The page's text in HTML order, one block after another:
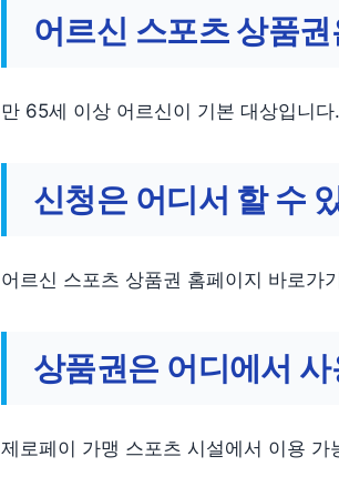
어르신 스포츠 상품
만 65세 이상 어르신이 기본 대상입니다.
신청은 어디서 할 수
어르신 스포츠 상품권 홈페이지 바로가
상품권은 어디에서
제로페이 가맹 스포츠 시설에서 이용 가